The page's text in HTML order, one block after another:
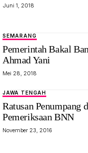
Juni 1, 2018
SEMARANG
Pemerintah Bakal
Ahmad Yani
Mei 28, 2018
JAWA TENGAH
Ratusan Penumpang
Pemeriksaan BNN
November 23, 2016